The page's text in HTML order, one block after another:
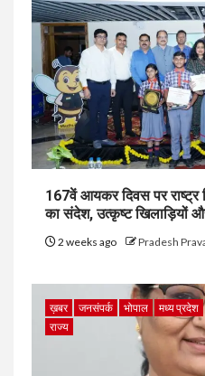
167वें आयकर दिवस पर राष्ट्र
का संदेश, उत्कृष्ट खिलाड़ियों और
2 weeks ago Pradesh
ख़बर जनसंपर्क भोपाल मध्य प्रदेश
राज्य